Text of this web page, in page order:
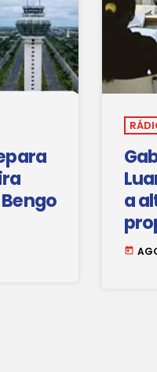
a
today